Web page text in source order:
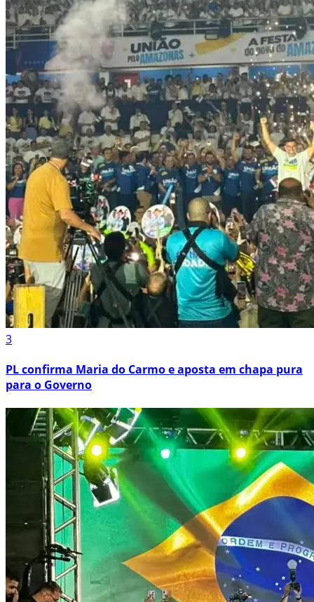
3
PL confirma Maria do Carmo e aposta em chapa pura
para o Governo